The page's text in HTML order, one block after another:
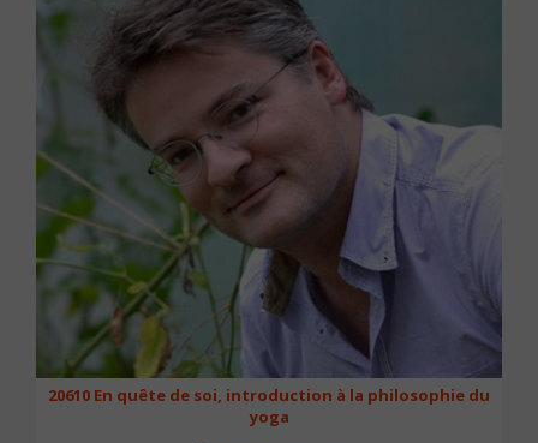
20610 En quête de soi, introduction à la philosophie du
yoga